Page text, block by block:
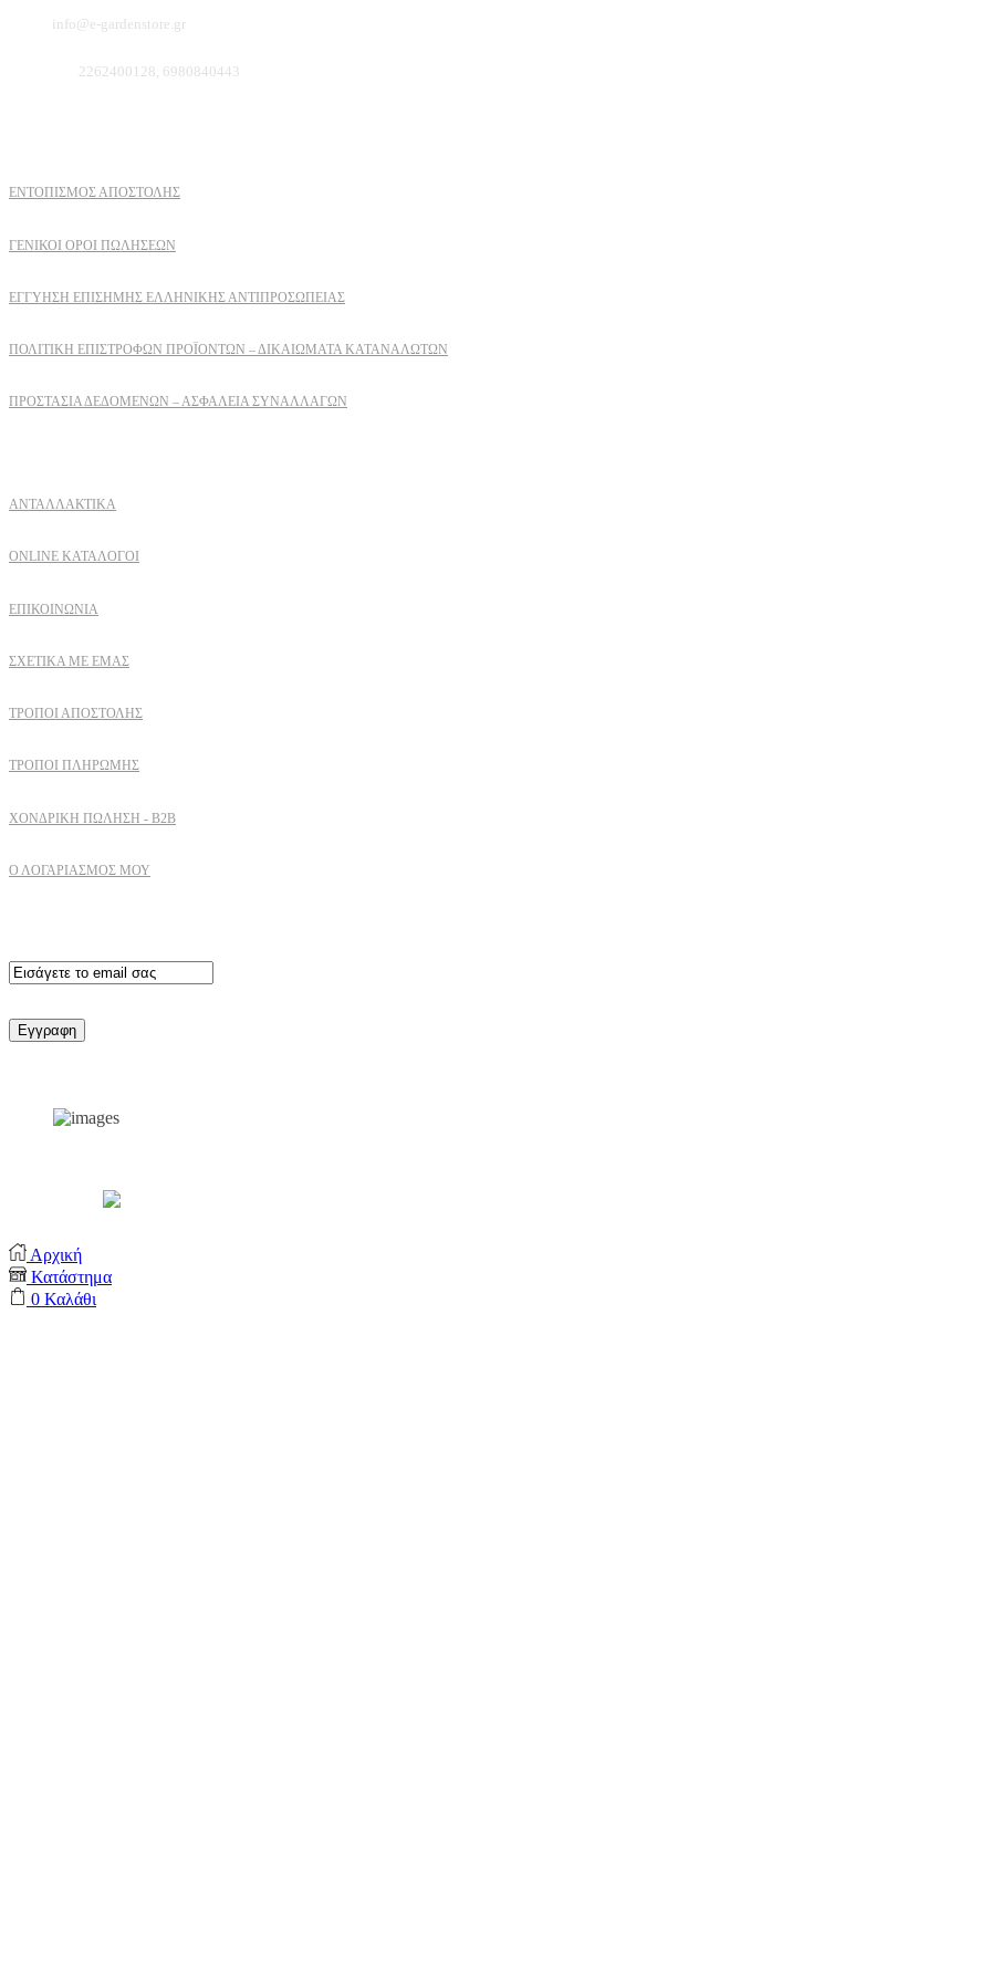
info@e-gardenstore.gr
2262400128, 6980840443
ΕΝΤΟΠΙΣΜΟΣ ΑΠΟΣΤΟΛΗΣ
ΓΕΝΙΚΟΙ ΟΡΟΙ ΠΩΛΗΣΕΩΝ
ΕΓΓΎΗΣΗ ΕΠΊΣΗΜΗΣ ΕΛΛΗΝΙΚΉΣ ΑΝΤΙΠΡΟΣΩΠΕΊΑΣ
ΠΟΛΙΤΙΚΉ ΕΠΙΣΤΡΟΦΏΝ ΠΡΟΪΌΝΤΩΝ – ΔΙΚΑΙΏΜΑΤΑ ΚΑΤΑΝΑΛΩΤΏΝ
ΠΡΟΣΤΑΣΊΑ ΔΕΔΟΜΈΝΩΝ – ΑΣΦΆΛΕΙΑ ΣΥΝΑΛΛΑΓΏΝ
ΑΝΤΑΛΛΑΚΤΙΚΑ
ONLINE ΚΑΤΑΛΟΓΟΙ
ΕΠΙΚΟΙΝΩΝΙΑ
ΣΧΕΤΙΚΆ ΜΕ ΕΜΆΣ
ΤΡΌΠΟΙ ΑΠΟΣΤΟΛΉΣ
ΤΡΌΠΟΙ ΠΛΗΡΩΜΉΣ
ΧΟΝΔΡΙΚΉ ΠΏΛΗΣΗ - B2B
Ο ΛΟΓΑΡΙΑΣΜΟΣ ΜΟΥ
Αρχική
Κατάστημα
0 Καλάθι